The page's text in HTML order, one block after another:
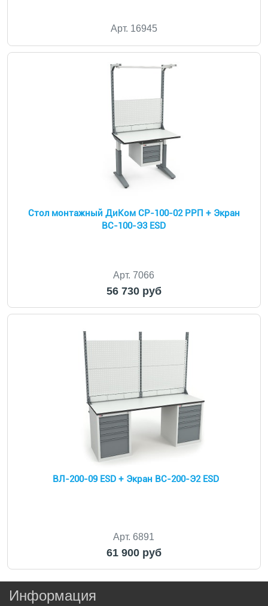
Арт. 16945
Стол монтажный ДиКом СР-100-02 РРП + Экран
ВС-100-Э3 ESD
Арт. 7066
56 730 руб
ВЛ-200-09 ESD + Экран ВС-200-Э2 ESD
Арт. 6891
61 900 руб
Информация